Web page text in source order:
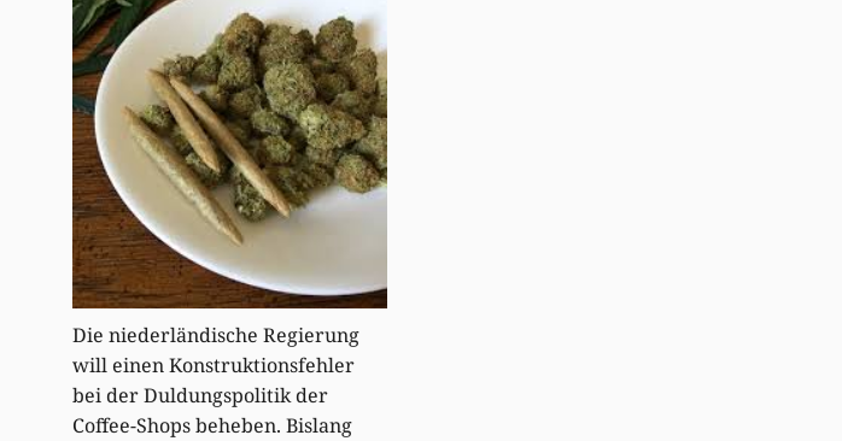
Die niederländische Regierung
will einen Konstruktionsfehler
bei der Duldungspolitik der
Coffee-Shops beheben. Bislang